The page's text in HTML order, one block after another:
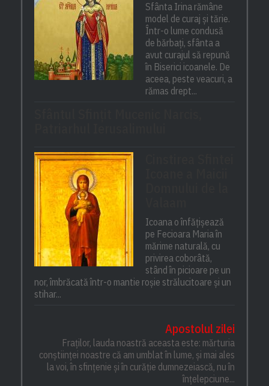
Sfânta Irina rămâne
model de curaj și tărie.
Într-o lume condusă
de bărbați, sfânta a
avut curajul să repună
în Biserici icoanele. De
aceea, peste veacuri, a
rămas drept...
Icoana o înfățișează
pe Fecioara Maria în
mărime naturală, cu
privirea coborâtă,
stând în picioare pe un
nor, îmbrăcată într-o mantie roșie strălucitoare și un
stihar...
Apostolul zilei
Fraților, lauda noastră aceasta este: mărturia
conștiinței noastre că am umblat în lume, și mai ales
la voi, în sfințenie și în curăție dumnezeiască, nu în
înțelepciune...